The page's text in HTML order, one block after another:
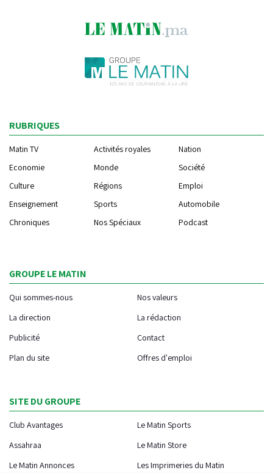
RUBRIQUES
Matin TV Activités royales
Nation
Economie
Monde
Société
Culture
Régions
Emploi
Enseignement
Sports
Automobile
Chroniques
Nos Spéciaux Podcast
GROUPE LE MATIN
Qui sommes-nous
Nos valeurs
La direction
La rédaction
Publicité
Contact
Plan du site
Offres d'emploi
SITE DU GROUPE
Club Avantages
Le Matin Sports
Assahraa
Le Matin Store
Le Matin Annonces
Les Imprimeries du Matin